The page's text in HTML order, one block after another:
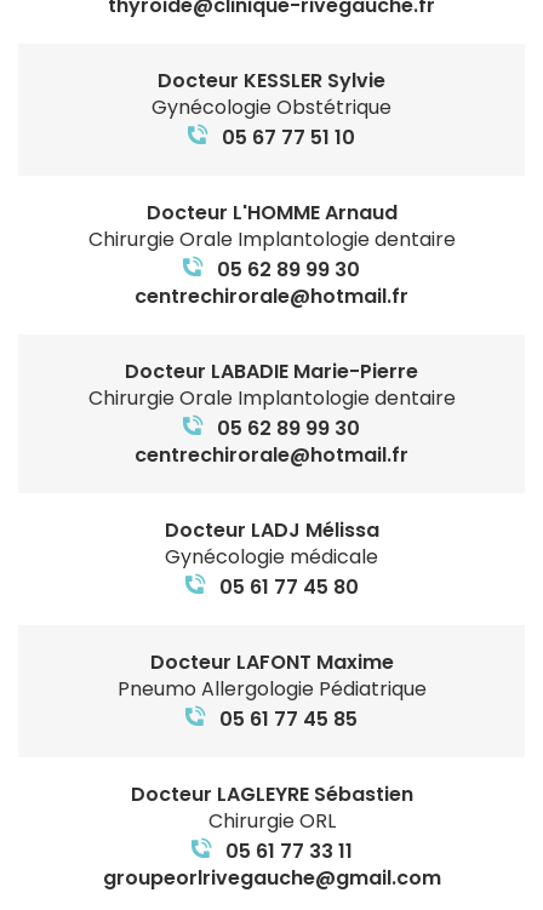
Docteur KESSLER Sylvie
Gynécologie Obstétrique
05 67 77 51 10
Docteur L'HOMME Arnaud
Chirurgie Orale Implantologie dentaire
05 62 89 99 30
centrechirorale@hotmail.fr
Docteur LABADIE Marie-Pierre
Chirurgie Orale Implantologie dentaire
05 62 89 99 30
centrechirorale@hotmail.fr
Docteur LADJ Mélissa
Gynécologie médicale
05 61 77 45 80
Docteur LAFONT Maxime
Pneumo Allergologie Pédiatrique
05 61 77 45 85
Docteur LAGLEYRE Sébastien
Chirurgie ORL
05 61 77 33 11
groupeorlrivegauche@gmail.com